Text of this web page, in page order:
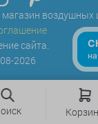
магазин
сайта.
2026